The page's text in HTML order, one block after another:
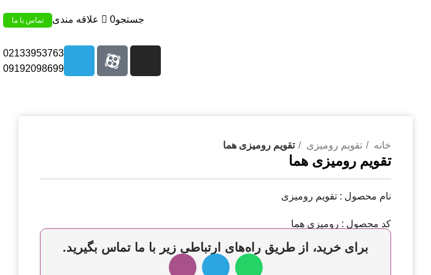
جستجو0 علاقه مندی تماس با ما
02133953763
09192098699
خانه تقویم رومیزی تقویم رومیزی هما
تقویم رومیزی هما
نام محصول : تقویم رومیزی
کد محصول : رومیزی هما
برای خرید، از طریق راه‌های ارتباطی زیر با ما تماس بگیرید.